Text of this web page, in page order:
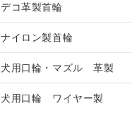
デコ革製首輪
ナイロン製首輪
犬用口輪・マズル 革製
犬用口輪 ワイヤー製